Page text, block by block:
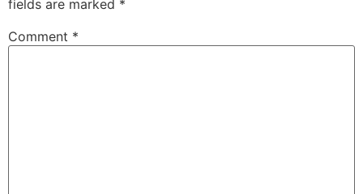
fields are marked *
Comment *